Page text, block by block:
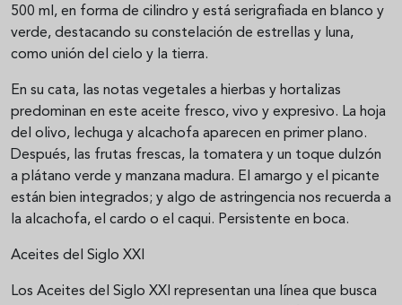
500 ml, en forma de cilindro y está serigrafiada en blanco y
verde, destacando su constelación de estrellas y luna,
como unión del cielo y la tierra.
En su cata, las notas vegetales a hierbas y hortalizas
predominan en este aceite fresco, vivo y expresivo. La hoja
del olivo, lechuga y alcachofa aparecen en primer plano.
Después, las frutas frescas, la tomatera y un toque dulzón
a plátano verde y manzana madura. El amargo y el picante
están bien integrados; y algo de astringencia nos recuerda a
la alcachofa, el cardo o el caqui. Persistente en boca.
Aceites del Siglo XXI
Los Aceites del Siglo XXI representan una línea que busca